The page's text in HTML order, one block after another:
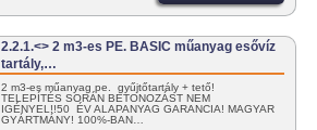
2.2.1.<> 2 m3-es PE. BASIC műanyag esővíz
tartály,…
2 m3-es műanyag pe. gyűjtőtartály + tető!
TELEPÍTÉS SORÁN BETONOZÁST NEM
IGÉNYEL!!50 ÉV ALAPANYAG GARANCIA! MAGYAR
GYÁRTMÁNY! 100%-BAN…